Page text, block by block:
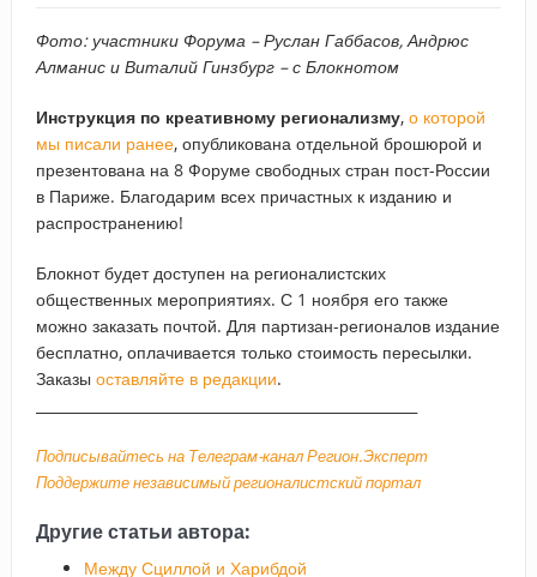
Фото: участники Форума – Руслан Габбасов, Андрюс
Алманис и Виталий Гинзбург – с Блокнотом
Инструкция по креативному регионализму, о которой
мы писали ранее, опубликована отдельной брошюрой и
презентована на 8 Форуме свободных стран пост-России
в Париже. Благодарим всех причастных к изданию и
распространению!
Блокнот будет доступен на регионалистских
общественных мероприятиях. С 1 ноября его также
можно заказать почтой. Для партизан-регионалов издание
бесплатно, оплачивается только стоимость пересылки.
Заказы оставляйте в редакции.
Подписывайтесь на Телеграм-канал Регион.Эксперт
Поддержите независимый регионалистский портал
Другие статьи автора:
Между Сциллой и Харибдой